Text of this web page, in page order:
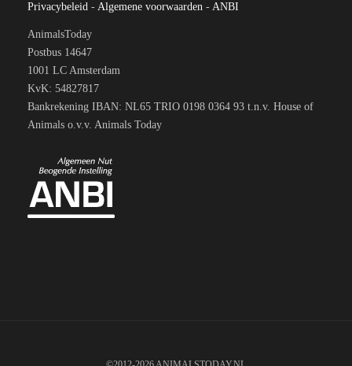
Privacybeleid - Algemene voorwaarden - ANBI
AnimalsToday
Postbus 14647
1001 LC Amsterdam
KvK: 54827817
Bankrekening IBAN: NL65 TRIO 0198 0364 93 t.n.v. House of
Animals o.v.v. Animals Today